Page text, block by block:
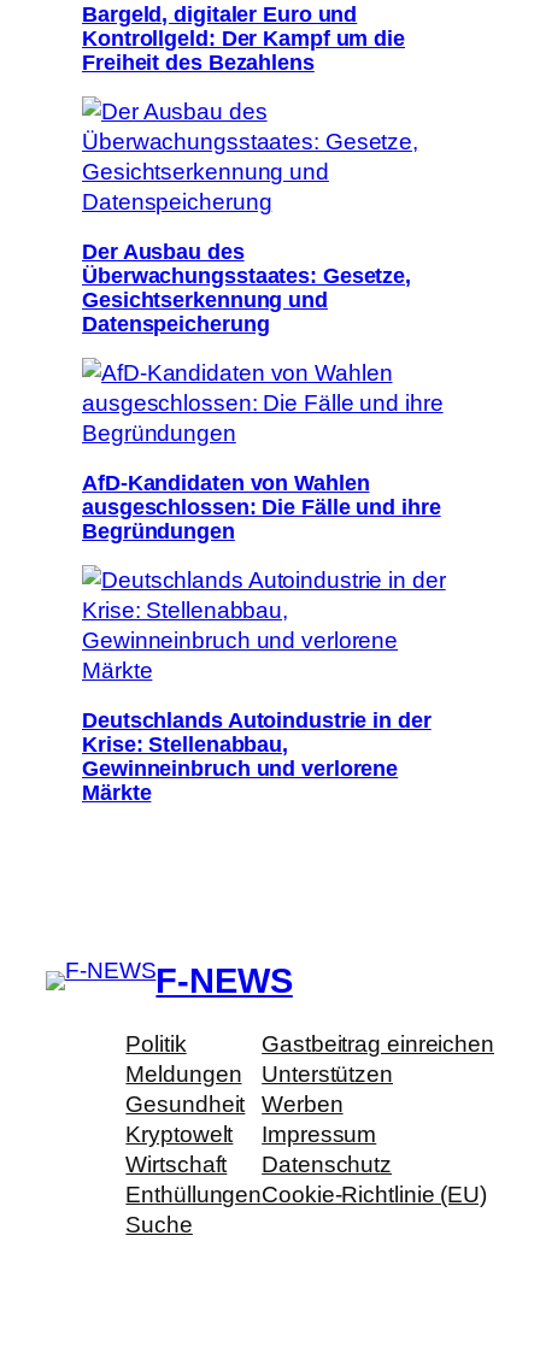
Bargeld, digitaler Euro und
Kontrollgeld: Der Kampf um die
Freiheit des Bezahlens
Der Ausbau des
Überwachungsstaates: Gesetze,
Gesichtserkennung und
Datenspeicherung
AfD-Kandidaten von Wahlen
ausgeschlossen: Die Fälle und ihre
Begründungen
Deutschlands Autoindustrie in der
Krise: Stellenabbau,
Gewinneinbruch und verlorene
Märkte
F-NEWS
Politik
Meldungen
Gesundheit
Kryptowelt
Wirtschaft
Enthüllungen
Suche
Gastbeitrag einreichen
Unterstützen
Werben
Impressum
Datenschutz
Cookie-Richtlinie (EU)